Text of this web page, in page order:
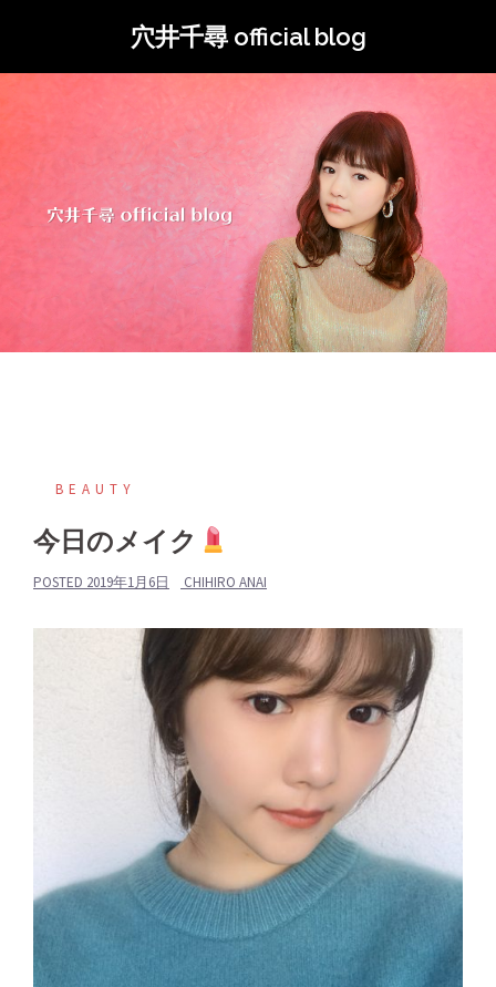
テ
穴井千尋 official blog
BEAUTY
今日のメイク
POSTED 2019年1月6日 CHIHIRO ANAI